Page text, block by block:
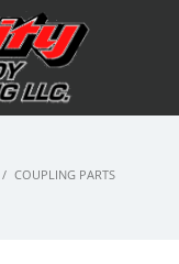
COUPLING PARTS